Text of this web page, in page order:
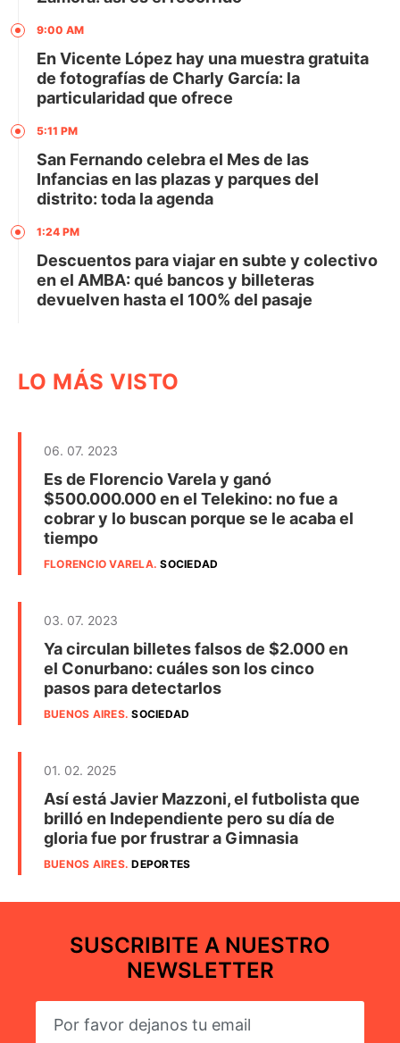
9:00 AM
En Vicente López hay una muestra gratuita
de fotografías de Charly García: la
particularidad que ofrece
5:11 PM
San Fernando celebra el Mes de las
Infancias en las plazas y parques del
distrito: toda la agenda
1:24 PM
Descuentos para viajar en subte y colectivo
en el AMBA: qué bancos y billeteras
devuelven hasta el 100% del pasaje
LO MÁS VISTO
06. 07. 2023
Es de Florencio Varela y ganó
$500.000.000 en el Telekino: no fue a
cobrar y lo buscan porque se le acaba el
tiempo
FLORENCIO VARELA.SOCIEDAD
03. 07. 2023
Ya circulan billetes falsos de $2.000 en
el Conurbano: cuáles son los cinco
pasos para detectarlos
BUENOS AIRES.SOCIEDAD
01. 02. 2025
Así está Javier Mazzoni, el futbolista que
brilló en Independiente pero su día de
gloria fue por frustrar a Gimnasia
BUENOS AIRES.DEPORTES
SUSCRIBITE A NUESTRO
NEWSLETTER